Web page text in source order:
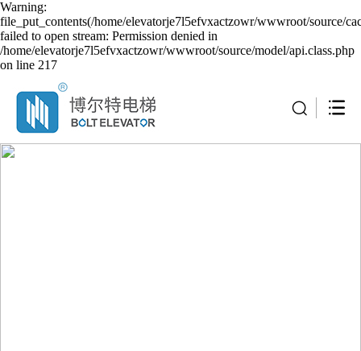
Warning:
file_put_contents(/home/elevatorje7l5efvxactzowr/wwwroot/source/
failed to open stream: Permission denied in
/home/elevatorje7l5efvxactzowr/wwwroot/source/model/api.class.php
on line 217